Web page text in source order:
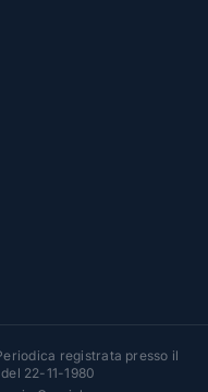
registrata presso il
22-11-1980